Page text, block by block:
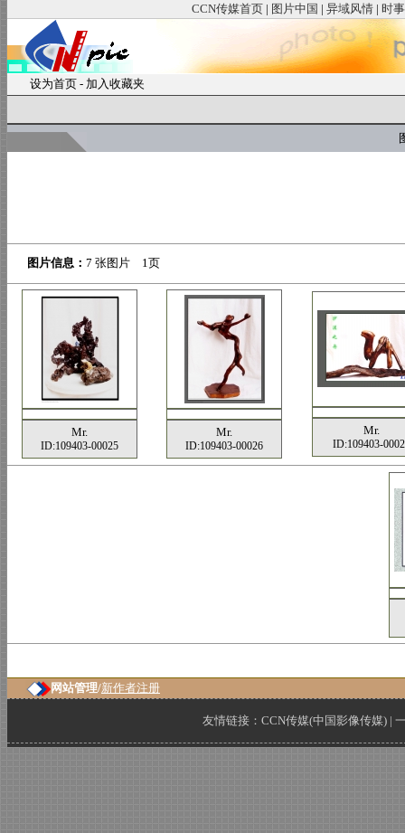
CCN传媒首页 | 图片中国 | 异域风情 | 时
设为首页 - 加入收藏夹
图片信息： 7 张图片 1页
Mr.
ID:109403-00025
Mr.
ID:109403-00026
Mr.
ID:109403-
网站管理/新作者注册
友情链接： CCN传媒(中国影像传媒) |